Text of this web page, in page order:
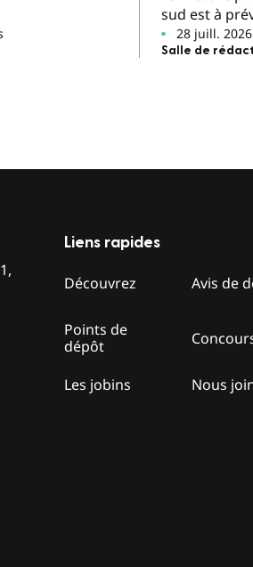
sud est à
28 juill. 2026
Salle de
Liens rapides
Découvrez Avis de
Points de
dépôt
Les jobins Nous